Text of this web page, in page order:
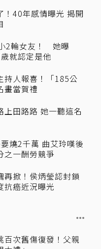
！40年感情曝光 揭開
2輪女友！ 她曝
就認定是他
持人報喜！「185公
畫當賀禮
上田路路 她一聽這名
燒2千萬 曲艾玲嘆後
之一酬勞競爭
再掀！侯炳瑩認封鎖
癌近況曝光
百次舊傷復發！父親